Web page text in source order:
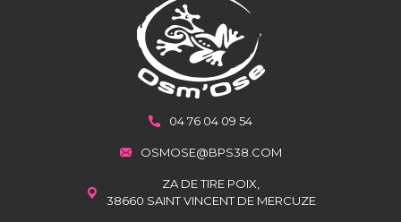
04 76 04 09 54
OSMOSE@BPS38.COM
ZA DE TIRE POIX,
38660 SAINT VINCENT DE MERCUZE